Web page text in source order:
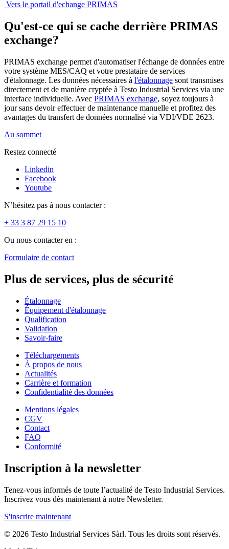
Vers le portail d'echange PRIMAS
Qu'est-ce qui se cache derrière PRIMAS
exchange?
PRIMAS exchange permet d'automatiser l'échange de données entre
votre système MES/CAQ et votre prestataire de services
d'étalonnage. Les données nécessaires à l'étalonnage sont transmises
directement et de manière cryptée à Testo Industrial Services via une
interface individuelle. Avec PRIMAS exchange, soyez toujours à
jour sans devoir effectuer de maintenance manuelle et profitez des
avantages du transfert de données normalisé via VDI/VDE 2623.
Au sommet
Restez connecté
Linkedin
Facebook
Youtube
N’hésitez pas à nous contacter :
+ 33 3 87 29 15 10
Ou nous contacter en :
Formulaire de contact
Plus de services, plus de sécurité
Étalonnage
Équipement d'étalonnage
Qualification
Validation
Savoir-faire
Téléchargements
À propos de nous
Actualités
Carrière et formation
Confidentialité des données
Mentions légales
CGV
Contact
FAQ
Conformité
Inscription à la newsletter
Tenez-vous informés de toute l’actualité de Testo Industrial Services.
Inscrivez vous dès maintenant à notre Newsletter.
S'inscrire maintenant
© 2026 Testo Industrial Services Sàrl. Tous les droits sont réservés.